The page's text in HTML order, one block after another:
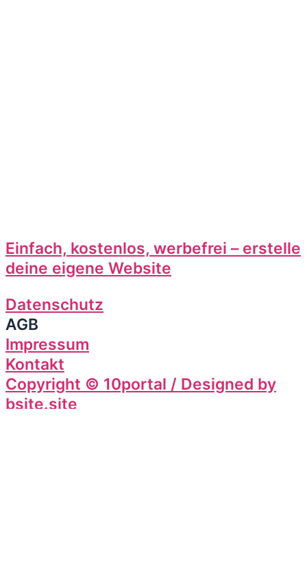
Einfach, kostenlos, werbefrei – erstelle
deine eigene Website
Datenschutz
AGB
Impressum
Kontakt
Copyright © 10portal / Designed by
bsite.site